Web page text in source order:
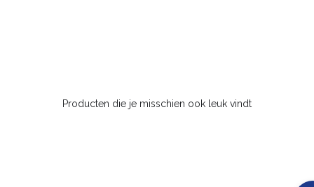
Producten die je misschien ook leuk vindt